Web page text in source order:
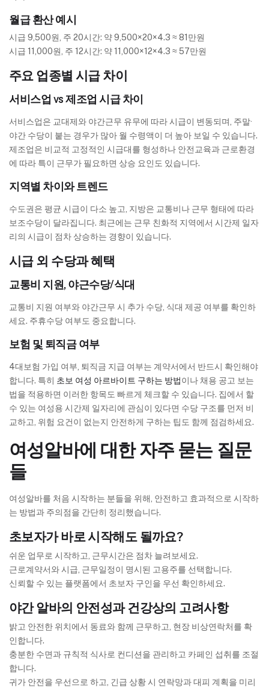
월급 환산 예시
시급 9,500원, 주 20시간: 약 9,500×20×4.3 ≈ 81만원
시급 11,000원, 주 12시간: 약 11,000×12×4.3 ≈ 57만원
주요 업종별 시급 차이
서비스업 vs 제조업 시급 차이
서비스업은 교대제와 야간근무 유무에 따라 시급이 변동되며, 주말·
야간 수당이 붙는 경우가 많아 월 수령액이 더 높아 보일 수 있습니다.
제조업은 비교적 고정적인 시급대를 형성하나 안전교육과 근로환경
에 따라 특이 근무가 필요하면 상승 요인도 있습니다.
지역별 차이와 트렌드
수도권은 평균 시급이 다소 높고, 지방은 교통비나 근무 형태에 따라
보조수당이 달라집니다. 최근에는 근무 친화적 지역에서 시간제 일자
리의 시급이 점차 상승하는 경향이 있습니다.
시급 외 수당과 혜택
교통비 지원, 야근수당/식대
교통비 지원 여부와 야간근무 시 추가 수당, 식대 제공 여부를 확인하
세요. 주휴수당 여부도 중요합니다.
보험 및 퇴직금 여부
4대보험 가입 여부, 퇴직금 지급 여부는 계약서에서 반드시 확인해야
합니다. 특히 초보 여성 아르바이트 구하는 방법이나 채용 공고 보는
법을 적용하면 이러한 항목도 빠르게 체크할 수 있습니다. 집에서 할
수 있는 여성용 시간제 일자리에 관심이 있다면 수당 구조를 먼저 비
교하고, 위험 요건이 없는지 안전하게 구하는 팁도 함께 점검하세요.
여성알바에 대한 자주 묻는 질문
들
여성알바를 처음 시작하는 분들을 위해, 안전하고 효과적으로 시작하
는 방법과 주의점을 간단히 정리했습니다.
초보자가 바로 시작해도 될까요?
쉬운 업무로 시작하고, 근무시간은 점차 늘려보세요.
근로계약서와 시급, 근무일정이 명시된 고용주를 선택합니다.
신뢰할 수 있는 플랫폼에서 초보자 구인을 우선 확인하세요.
야간 알바의 안전성과 건강상의 고려사항
밝고 안전한 위치에서 동료와 함께 근무하고, 현장 비상연락처를 확
인합니다.
충분한 수면과 규칙적 식사로 컨디션을 관리하고 카페인 섭취를 조절
합니다.
귀가 안전을 우선으로 하고, 긴급 상황 시 연락망과 대피 계획을 미리